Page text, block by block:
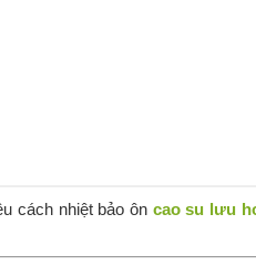
cách nhiệt bảo ôn cao su lưu